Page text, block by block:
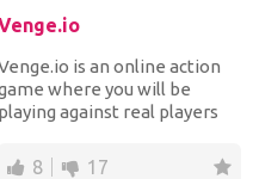
is an online action
where you will be
playing against real players
8 17